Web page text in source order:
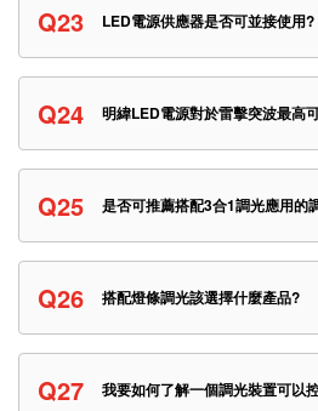
Q23 LED電源供應器是否可並接使用?
Q24 明緯LED電源對於雷擊突波最高
Q25 是否可推薦搭配3合1調光應用的
Q26 搭配燈條調光該選擇什麼產品?
Q27 我要如何了解一個調光裝置可以